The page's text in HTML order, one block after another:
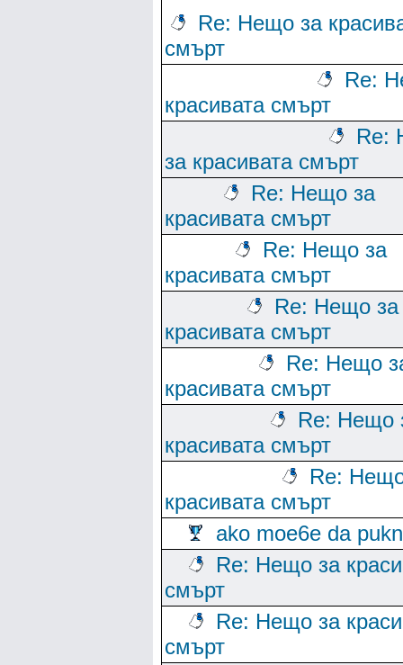
Re: Нещо за
смърт
Re:
красивата смърт
Re:
за красивата смърт
Re: Нещо за
красивата смърт
Re: Нещо за
красивата смърт
Re: Нещо за
красивата смърт
Re: Нещо
красивата смърт
Re: Нещо
красивата смърт
Re:
красивата смърт
ako moe6e da
Re: Нещо за
смърт
Re: Нещо за
смърт